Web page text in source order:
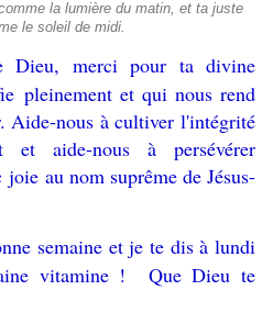
la lumière du matin, et ta juste
le soleil de midi.
Dieu, merci pour ta divine
pleinement et qui nous rend
Aide-nous à cultiver l'intégrité
et aide-nous à persévérer
joie au nom suprême de Jésus-
semaine et je te dis à lundi
vitamine ! Que Dieu te